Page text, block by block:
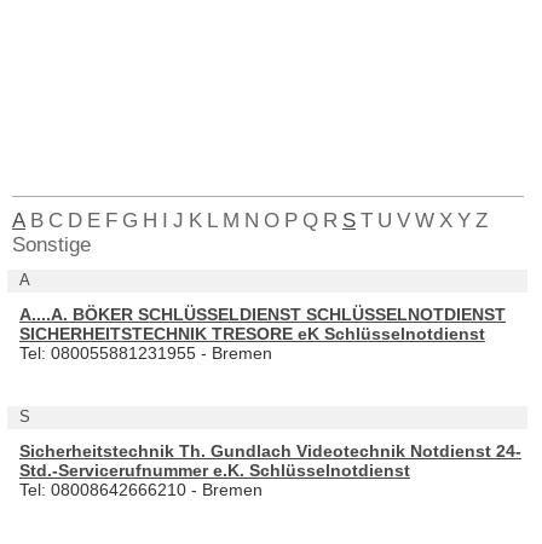
A B C D E F G H I J K L M N O P Q R S T U V W X Y Z
Sonstige
A
A....A. BÖKER SCHLÜSSELDIENST SCHLÜSSELNOTDIENST
SICHERHEITSTECHNIK TRESORE eK Schlüsselnotdienst
Tel: 080055881231955 - Bremen
S
Sicherheitstechnik Th. Gundlach Videotechnik Notdienst 24-
Std.-Servicerufnummer e.K. Schlüsselnotdienst
Tel: 08008642666210 - Bremen